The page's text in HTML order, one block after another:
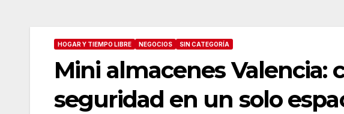
HOGAR Y TIEMPO LIBRE NEGOCIOS SIN CATEGORÍA
Mini almacenes Valencia:
seguridad en un solo